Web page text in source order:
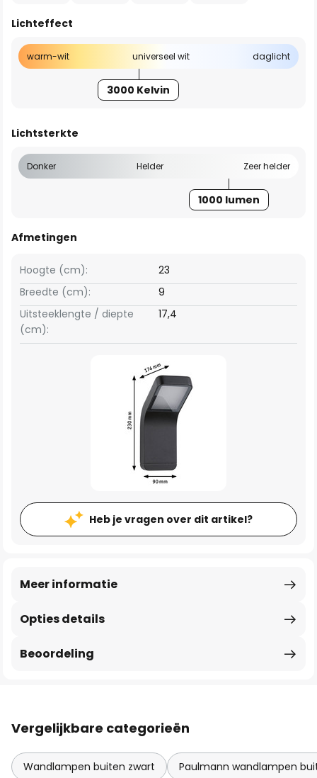
Lichteffect
warm-wit universeel wit daglicht
3000 Kelvin
Lichtsterkte
Donker Helder Zeer helder
1000 lumen
Afmetingen
Breedte (cm): 9
Hoogte (cm): 23
Uitsteeklengte / diepte
(cm):
17,4
Heb je vragen over dit artikel?
Opties details
Meer informatie
Beoordeling
Vergelijkbare categorieën
Wandlampen buiten zwart Paulmann wandlampen